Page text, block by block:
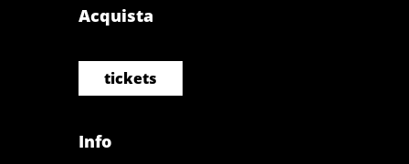
Acquista
tickets
Info